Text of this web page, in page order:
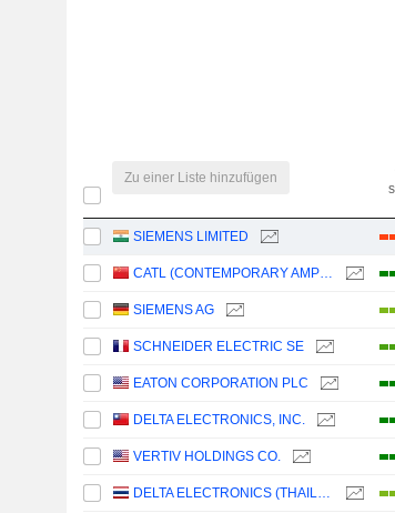
Zu einer Liste hinzufügen
SIEMENS LIMITED
CATL (CONTEMPORARY AMPEREX TECHNOLOGY)
SIEMENS AG
SCHNEIDER ELECTRIC SE
EATON CORPORATION PLC
DELTA ELECTRONICS, INC.
VERTIV HOLDINGS CO.
DELTA ELECTRONICS (THAILAND)